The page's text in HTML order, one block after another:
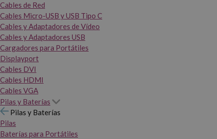
Cables de Red
Cables Micro-USB y USB Tipo C
Cables y Adaptadores de Vídeo
Cables y Adaptadores USB
Cargadores para Portátiles
Displayport
Cables DVI
Cables HDMI
Cables VGA
Pilas y Baterías
Pilas y Baterías
Pilas
Baterías para Portátiles